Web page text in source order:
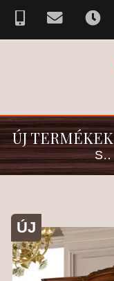
ÚJ TERMÉKEK
ÚJ